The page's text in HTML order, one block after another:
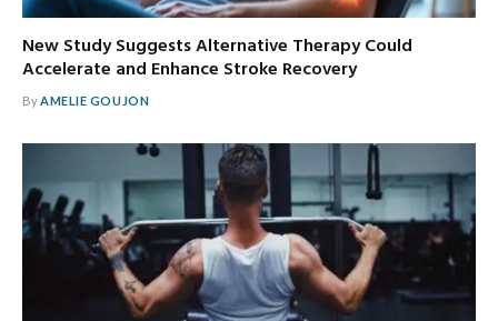
New Study Suggests Alternative Therapy Could
Accelerate and Enhance Stroke Recovery
ByAMELIE GOUJON